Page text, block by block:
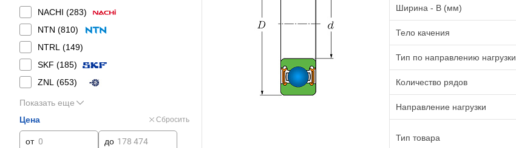
NACHI (283)
NTN (810)
NTRL (149)
SKF (185)
ZNL (653)
Показать еще
Цена
Сбросить
от до
Ширина - B (мм)
Тело качения
Тип по направлению нагрузки
Количество рядов
Направление нагрузки
Тип товара